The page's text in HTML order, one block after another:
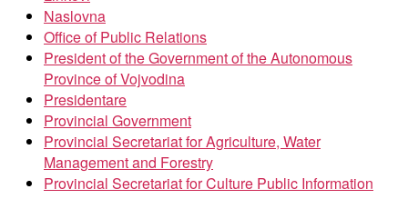
Naslovna
Office of Public Relations
President of the Government of the Autonomous
Province of Vojvodina
Presidentare
Provincial Government
Provincial Secretariat for Agriculture, Water
Management and Forestry
Provincial Secretariat for Culture Public Information